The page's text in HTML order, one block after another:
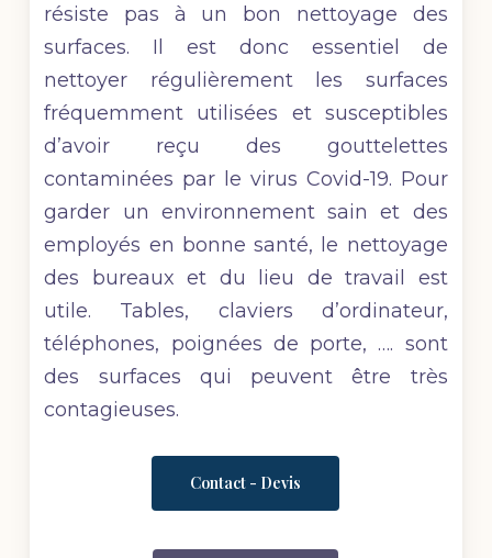
résiste pas à un bon nettoyage des
surfaces. Il est donc essentiel de
nettoyer régulièrement les surfaces
fréquemment utilisées et susceptibles
d’avoir reçu des gouttelettes
contaminées par le virus Covid-19. Pour
garder un environnement sain et des
employés en bonne santé, le nettoyage
des bureaux et du lieu de travail est
utile. Tables, claviers d’ordinateur,
téléphones, poignées de porte, …. sont
des surfaces qui peuvent être très
contagieuses.
Contact - Devis